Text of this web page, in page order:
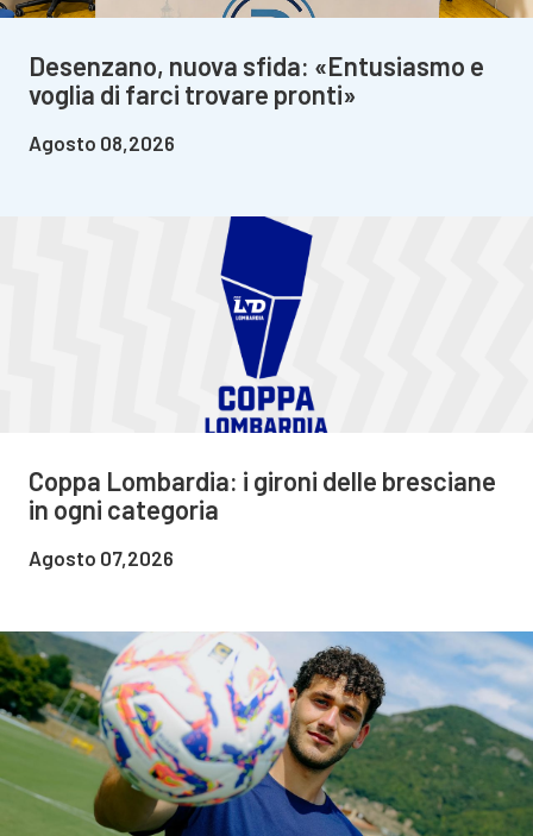
Desenzano, nuova sfida: «Entusiasmo e
voglia di farci trovare pronti»
Agosto 08,2026
Coppa Lombardia: i gironi delle bresciane
in ogni categoria
Agosto 07,2026